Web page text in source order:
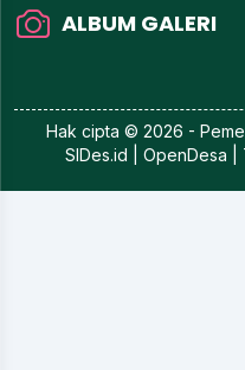
ALBUM GALERI
Hak cipta © 2026 -
SIDes.id
| OpenDesa |